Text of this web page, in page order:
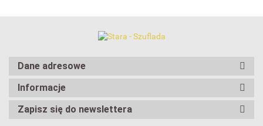
Dane adresowe
Informacje
Zapisz się do newslettera